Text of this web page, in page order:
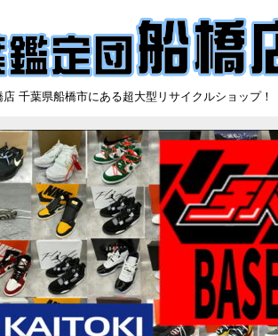
店 千葉県船橋市にある超大型リサイクルショップ